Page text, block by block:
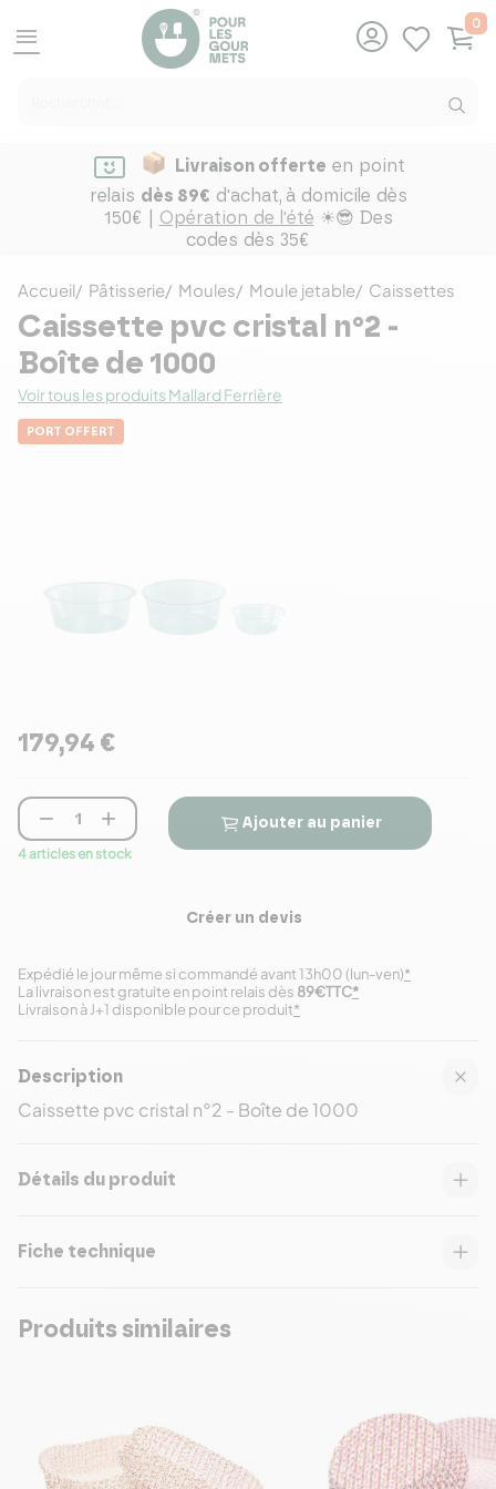
menu
0
Livraison offerte en point
relais dès 89€ d'achat, à domicile dès
150€ | Opération de l'été ☀😎 Des
codes dès 35€
Accueil Pâtisserie Moules Moule jetable Caissettes
Caissette pvc cristal n°2 -
Boîte de 1000
Voir tous les produits Mallard Ferrière
PORT OFFERT
179,94 €
 
4 articles en stock
Ajouter au panier
Créer un devis
Expédié le jour même si commandé avant 13h00 (lun-ven)*
Livraison à J+1 disponible pour ce produit*
La livraison est gratuite en point relais dès 89€TTC*
Description
Caissette pvc cristal n°2 - Boîte de 1000
Détails du produit
Fiche technique
Produits similaires